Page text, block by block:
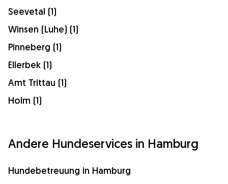
Seevetal (1)
Winsen (Luhe) (1)
Pinneberg (1)
Ellerbek (1)
Amt Trittau (1)
Holm (1)
Andere Hundeservices in Hamburg
Hundebetreuung in Hamburg